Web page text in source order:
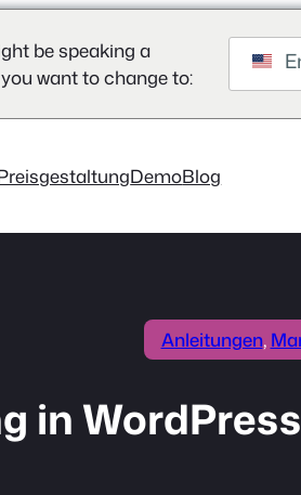
be speaking a
want to change to:
DemoBlog
Anleitungen,
in